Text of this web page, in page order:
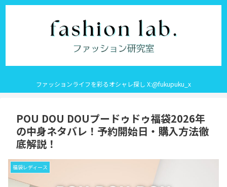
ファッションライフを彩るオシャレ探し X:@fukupuku_x
POU DOU DOUプードゥドゥ福袋2026年
の中身ネタバレ！予約開始日・購入方法徹
底解説！
福袋レディース